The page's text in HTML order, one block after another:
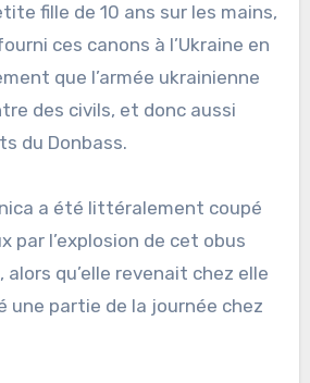
fille de 10 ans sur les mains,
ces canons à l’Ukraine en
que l’armée ukrainienne
des civils, et donc aussi
du Donbass.
a été littéralement coupé
par l’explosion de cet obus
alors qu’elle revenait chez elle
une partie de la journée chez